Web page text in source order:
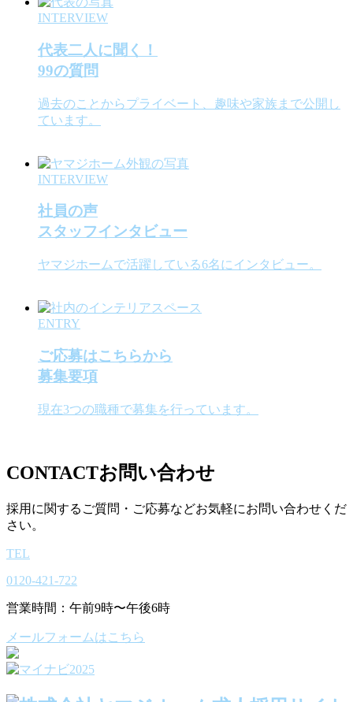
INTERVIEW
代表二人に聞く！
99の質問
過去のことからプライベート、趣味や家族まで公開し
ています。
INTERVIEW
社員の声
スタッフインタビュー
ヤマジホームで活躍している6名にインタビュー。
ENTRY
ご応募はこちらから
募集要項
現在3つの職種で募集を行っています。
CONTACTお問い合わせ
採用に関するご質問・ご応募などお気軽にお問い合わせくだ
さい。
TEL
0120-421-722
営業時間：午前9時〜午後6時
メールフォームはこちら